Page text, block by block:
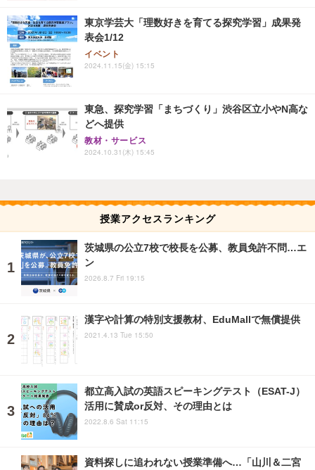
東京学芸大「理数好きを育てる探究学習」成果発
表会1/12
イベント
2024.11.15(金) 15:15
東急、探究学習「まちづくり」渋谷区立小やN高な
どへ提供
教材・サービス
2024.10.31(木) 15:45
授業アクセスランキング
茨城県の公立7校で校長を公募、教員免許不問…エ
ン
2026.8.7 Fri 19:15
漢字や計算の特別支援教材、EduMallで無償提供
2021.4.13 Tue 15:50
都立高入試の英語スピーキングテスト（ESAT-J）
活用に賛成or反対、その理由とは
2022.8.6 Sat 11:15
資料探しに追われない授業準備へ…「山川＆二宮